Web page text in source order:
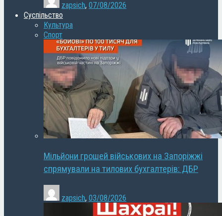
zapsich, 07/08/2026
Суспільство
Культура
Спорт
Мільйони грошей військових на Запоріжжі
спрямували на тилових бухгалтерів: ДБР
zapsich, 03/08/2026